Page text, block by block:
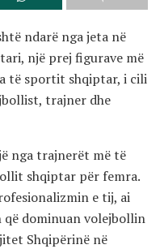
ndarë nga jeta në
një prej figurave më
të sportit shqiptar, i cili
trajner dhe
nga trajnerët më të
shqiptar për femra.
e tij, ai
dominuan volejbollin
Shqipërinë në